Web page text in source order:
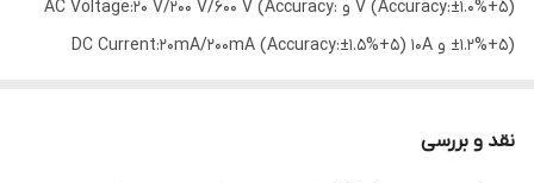
شمارش
V (Accuracy:±1.0%+5) و AC Voltage:20 V/200 V/600 V (Accuracy:
±1.2%+5) و DC Current:20mA/200mA (Accuracy:±1.5%+5) 10A
نقد و بررسی